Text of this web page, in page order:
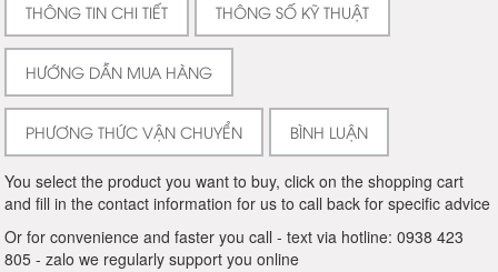
THÔNG TIN CHI TIẾT THÔNG SỐ KỸ THUẬT
HƯỚNG DẪN MUA HÀNG
PHƯƠNG THỨC VẬN CHUYỂN BÌNH LUẬN
You select the product you want to buy, click on the shopping cart
and fill in the contact information for us to call back for specific advice
Or for convenience and faster you call - text via hotline: 0938 423
805 - zalo we regularly support you online